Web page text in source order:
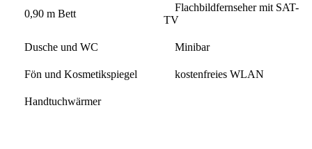
0,90 m Bett
Flachbildfernseher mit SAT-
TV
Dusche und WC Minibar
Fön und Kosmetikspiegel kostenfreies WLAN
Handtuchwärmer